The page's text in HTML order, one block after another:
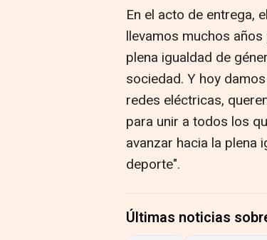
En el acto de entrega,
llevamos muchos
plena igualdad de
sociedad. Y hoy
redes eléctricas,
para unir a todos los
avanzar hacia la plena
deporte".
Últimas noticias